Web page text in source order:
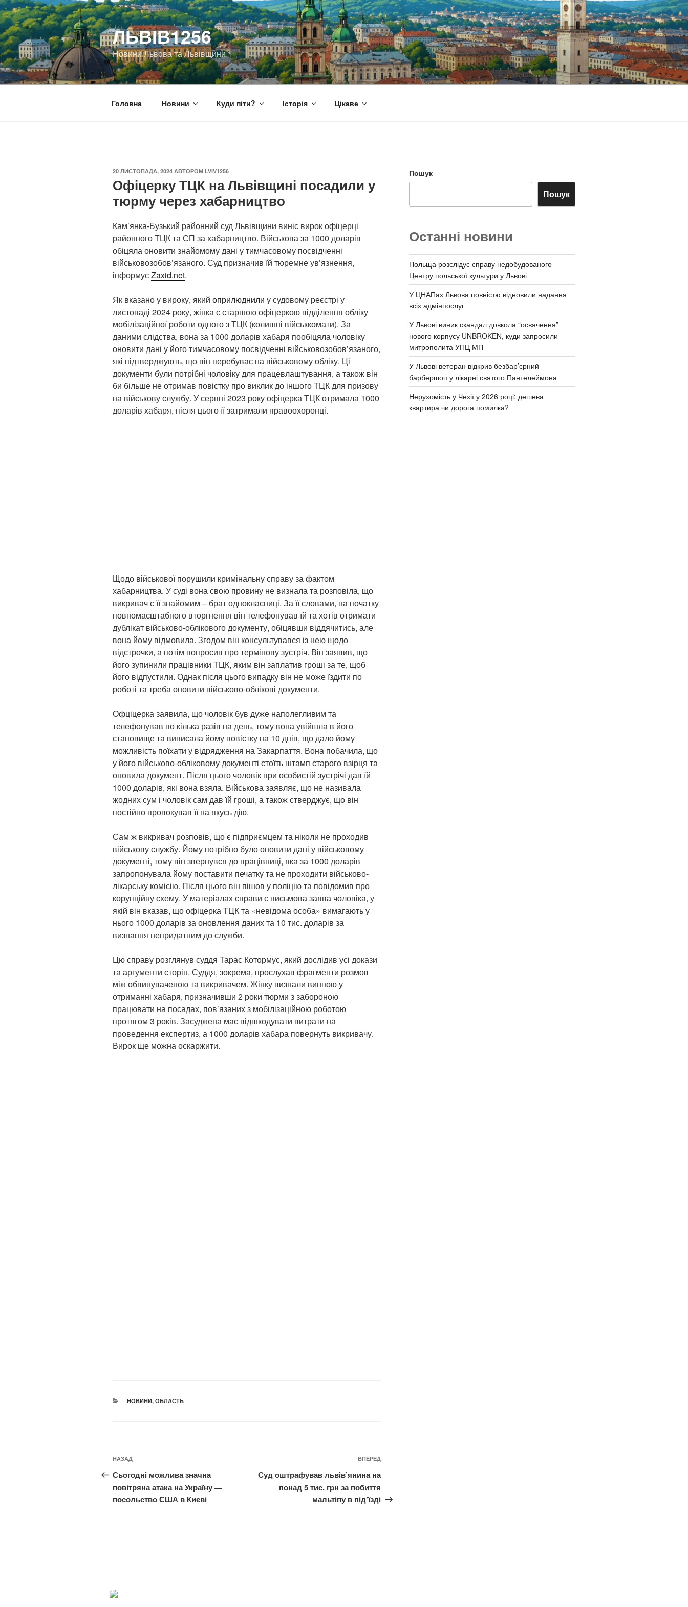
Перейти
до
вмісту
ЛЬВІВ1256
Новини Львова та Львівщини
Головна Новини Куди піти? Історія Цікаве
ОПУБЛІКОВАНО
20 ЛИСТОПАДА, 2024 АВТОРОМ LVIV1256
Офіцерку ТЦК на Львівщині посадили у
тюрму через хабарництво
Кам’янка-Бузький районний суд Львівщини виніс вирок офіцерці
районного ТЦК та СП за хабарництво. Військова за 1000 доларів
обіцяла оновити знайомому дані у тимчасовому посвідченні
військовозобов’язаного. Суд призначив їй тюремне ув’язнення,
інформуєZaxid.net.
Як вказано у вироку, який оприлюднили у судовому реєстрі у
листопаді 2024 року, жінка є старшою офіцеркою відділення обліку
мобілізаційної роботи одного з ТЦК (колишні військкомати). За
даними слідства, вона за 1000 доларів хабаря пообіцяла чоловіку
оновити дані у його тимчасовому посвідченні військовозобов’язаного,
які підтверджують, що він перебуває на військовому обліку. Ці
документи були потрібні чоловіку для працевлаштування, а також він
би більше не отримав повістку про виклик до іншого ТЦК для призову
на військову службу. У серпні 2023 року офіцерка ТЦК отримала 1000
доларів хабаря, після цього її затримали правоохоронці.
Щодо військової порушили кримінальну справу за фактом
хабарництва. У суді вона свою провину не визнала та розповіла, що
викривач є її знайомим – брат однокласниці. За її словами, на початку
повномасштабного вторгнення він телефонував їй та хотів отримати
дублікат військово-облікового документу, обіцявши віддячитись, але
вона йому відмовила. Згодом він консультувався із нею щодо
відстрочки, а потім попросив про термінову зустріч. Він заявив, що
його зупинили працівники ТЦК, яким він заплатив гроші за те, щоб
його відпустили. Однак після цього випадку він не може їздити по
роботі та треба оновити військово-облікові документи.
Офціцерка заявила, що чоловік був дуже наполегливим та
телефонував по кілька разів на день, тому вона увійшла в його
становище та виписала йому повістку на 10 днів, що дало йому
можливість поїхати у відрядження на Закарпаття. Вона побачила, що
у його військово-обліковому документі стоїть штамп старого взірця та
оновила документ. Після цього чоловік при особистій зустрічі дав їй
1000 доларів, які вона взяла. Військова заявляє, що не називала
жодних сум і чоловік сам дав їй гроші, а також стверджує, що він
постійно провокував її на якусь дію.
Сам ж викривач розповів, що є підприємцем та ніколи не проходив
військову службу. Йому потрібно було оновити дані у військовому
документі, тому він звернувся до працівниці, яка за 1000 доларів
запропонувала йому поставити печатку та не проходити військово-
лікарську комісію. Після цього він пішов у поліцію та повідомив про
корупційну схему. У матеріалах справи є письмова заява чоловіка, у
якій він вказав, що офіцерка ТЦК та «невідома особа» вимагають у
нього 1000 доларів за оновлення даних та 10 тис. доларів за
визнання непридатним до служби.
Цю справу розглянув суддя Тарас Котормус, який дослідив усі докази
та аргументи сторін. Суддя, зокрема, прослухав фрагменти розмов
між обвинуваченою та викривачем. Жінку визнали винною у
отриманні хабаря, призначивши 2 роки тюрми з забороною
працювати на посадах, пов’язаних з мобілізаційною роботою
протягом 3 років. Засуджена має відшкодувати витрати на
проведення експертиз, а 1000 доларів хабара повернуть викривачу.
Вирок ще можна оскаржити.
КАТЕГОРІЇ
НОВИНИ, ОБЛАСТЬ
Навігація
записів
Попередній
запис:
НАЗАД
Сьогодні можлива значна
повітряна атака на Україну —
посольство США в Києві
Наступний
запис
ВПЕРЕД
Суд оштрафував львів’янина на
понад 5 тис. грн за побиття
мальтіпу в під’їзді
Пошук
Пошук
Останні новини
Польща розслідує справу недобудованого
Центру польської культури у Львові
У ЦНАПах Львова повністю відновили надання
всіх адмінпослуг
У Львові виник скандал довкола “освячення”
нового корпусу UNBROKEN, куди запросили
митрополита УПЦ МП
У Львові ветеран відкрив безбар’єрний
барбершоп у лікарні святого Пантелеймона
Нерухомість у Чехії у 2026 році: дешева
квартира чи дорога помилка?